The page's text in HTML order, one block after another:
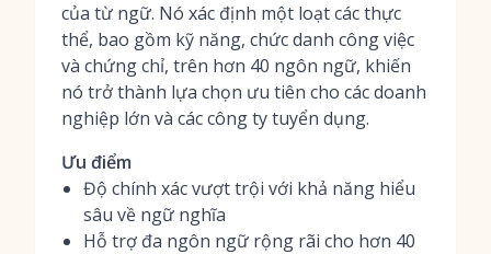
của từ ngữ. Nó xác định một loạt các thực
thể, bao gồm kỹ năng, chức danh công việc
và chứng chỉ, trên hơn 40 ngôn ngữ, khiến
nó trở thành lựa chọn ưu tiên cho các doanh
nghiệp lớn và các công ty tuyển dụng.
Ưu điểm
Độ chính xác vượt trội với khả năng hiểu
sâu về ngữ nghĩa
Hỗ trợ đa ngôn ngữ rộng rãi cho hơn 40